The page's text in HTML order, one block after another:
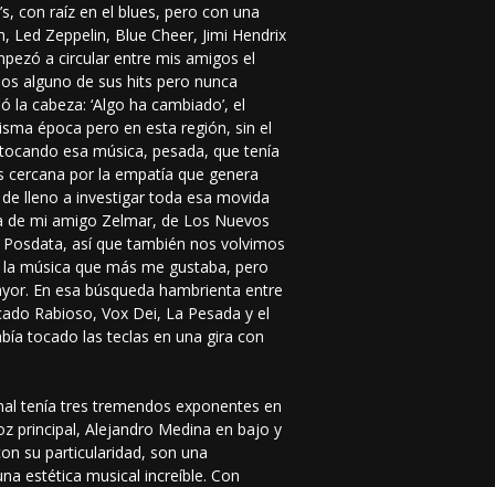
con raíz en el blues, pero con una
Zeppelin, Blue Cheer, Jimi Hendrix
a circular entre mis amigos el
alguno de sus hits pero nunca
cabeza: ‘Algo ha cambiado’, el
época pero en esta región, sin el
esa música, pesada, que tenía
por la empatía que genera
lleno a investigar toda esa movida
mi amigo Zelmar, de Los Nuevos
así que también nos volvimos
música que más me gustaba, pero
En esa búsqueda hambrienta entre
Rabioso, Vox Dei, La Pesada y el
tocado las teclas en una gira con
tenía tres tremendos exponentes en
principal, Alejandro Medina en bajo y
su particularidad, son una
estética musical increíble. Con